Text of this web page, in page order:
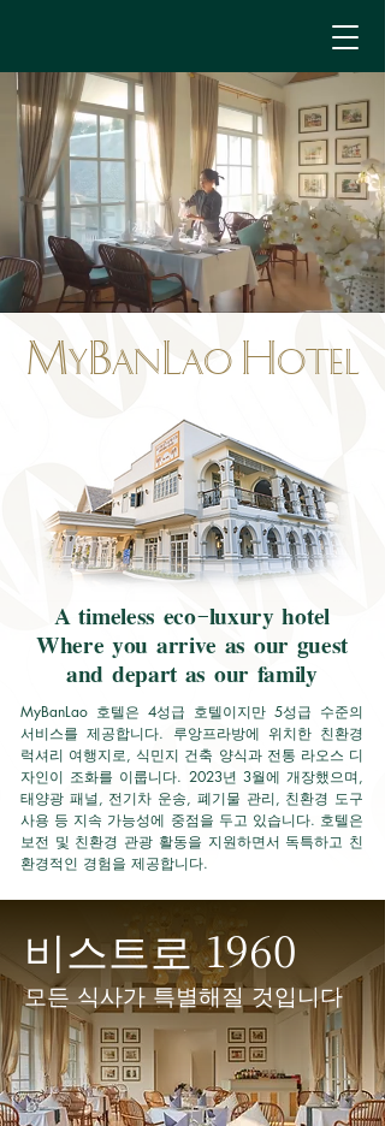
MyBan ao H otel
A timeless eco-luxury hotel
Where you arrive as our guest
and depart as our family
MyBanLao 호텔은 4성급 호텔이지만 5성급 수준의
서비스를 제공합니다. 루앙프라방에 위치한 친환경
럭셔리 여행지로, 식민지 건축 양식과 전통 라오스 디
자인이 조화를 이룹니다. 2023년 3월에 개장했으며,
태양광 패널, 전기차 운송, 폐기물 관리, 친환경 도구
사용 등 지속 가능성에 중점을 두고 있습니다. 호텔은
보전 및 친환경 관광 활동을 지원하면서 독특하고 친
환경적인 경험을 제공합니다.
비스트로1960
모든 식사가 특별해질 것입니다